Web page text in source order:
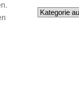
Kategorien